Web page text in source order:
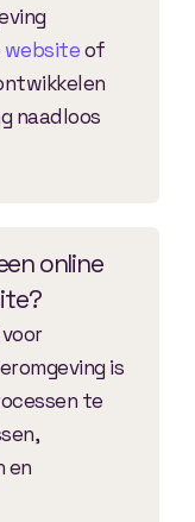
websiteof
naadloos
online
is
te
en